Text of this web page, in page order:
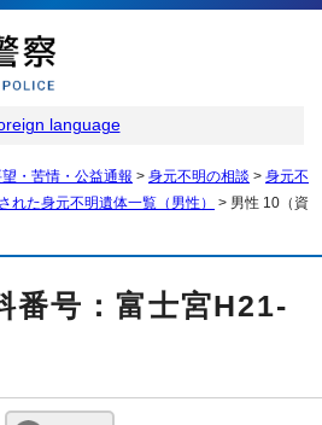
language
・苦情・公益通報 > 身元不明の相談 > 身元不
れた身元不明遺体一覧（男性）
> 男性 10（資
番号：富士宮H21-